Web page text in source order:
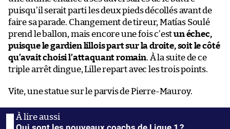
puisqu’il serait parti les deux pieds décollés avant de
faire sa parade. Changement de tireur, Matías Soulé
prend le ballon, mais encore une fois c’estun échec,
puisque le gardien lillois part sur la droite, soit le côté
qu’avait choisi l’attaquant romain. À la suite de ce
triple arrêt dingue, Lille repart avec les trois points.
Vite, une statue sur le parvis de Pierre-Mauroy.